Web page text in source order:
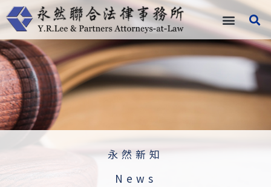
跳
至
主
要
內
容
永然新知
News